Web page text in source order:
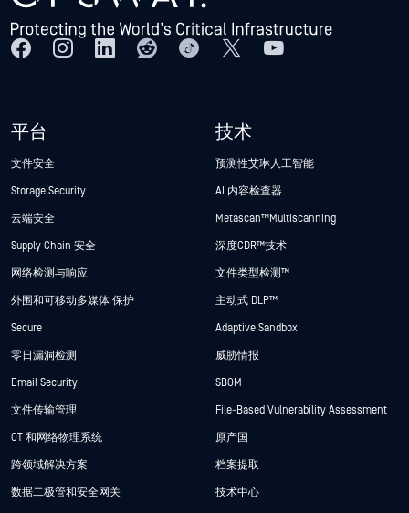
平台
文件安全
Storage Security
云端安全
Supply Chain 安全
网络检测与响应
外围和可移动多媒体 保护
Secure
零日漏洞检测
Email Security
文件传输管理
OT 和网络物理系统
跨领域解决方案
数据二极管和安全网关
技术
预测性艾琳人工智能
AI 内容检查器
Metascan™ Multiscanning
深度CDR™技术
文件类型检测™
主动式 DLP™
Adaptive Sandbox
威胁情报
SBOM
File-Based Vulnerability Assessment
原产国
档案提取
技术中心